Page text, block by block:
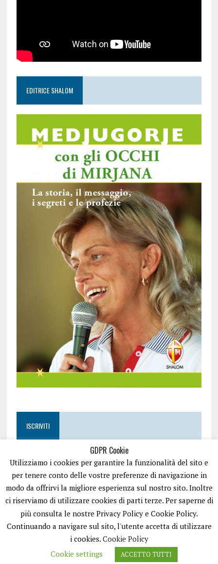
EDITRICE SHALOM
ISCRIVITI
EASYNEWS24 È UN PORTALE GESTITO DA FRANCESCO TV - PARTITA IVA
GDPR Cookie
Utilizziamo i cookies per garantire la funzionalità del sito e
per tenere conto delle vostre preferenze di navigazione in
modo da offrirvi la migliore esperienza sul nostro sito. Inoltre
ci riserviamo di utilizzare cookies di parti terze. Per saperne di
più consulta le nostre Privacy Policy e Cookie Policy.
Continuando a navigare sul sito, l'utente accetta di utilizzare
i cookies. Cookie Policy
Cookie settings
ACCETTO TUTTI